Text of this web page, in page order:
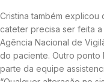
Cristina também
cateter precisa ser feita
Agência Nacional de
do paciente. Outro
parte da equipe